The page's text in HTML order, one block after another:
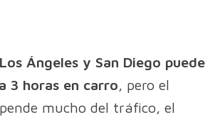
Ángeles y San Diego puede
3 horas en carro, pero el
mucho del tráfico, el